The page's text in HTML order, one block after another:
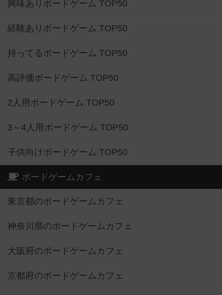
興味ありボードゲーム TOP50
経験ありボードゲーム TOP50
持ってるボードゲーム TOP50
高評価ボードゲーム TOP50
2人用ボードゲーム TOP50
3～4人用ボードゲーム TOP50
子供向けボードゲーム TOP50
ボードゲームカフェ
東京都のボードゲームカフェ
神奈川県のボードゲームカフェ
大阪府のボードゲームカフェ
京都府のボードゲームカフェ